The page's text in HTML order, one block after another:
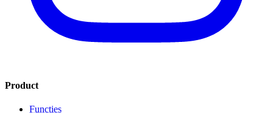
Product
Functies